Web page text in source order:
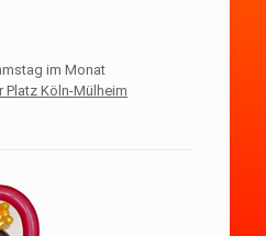
im Monat
Platz Köln-Mülheim